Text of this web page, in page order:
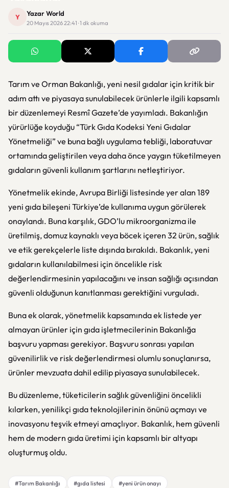
Y Yazar World
20 Mayıs 2026 22:41 · 1 dk okuma
Tarım ve Orman Bakanlığı, yeni nesil gıdalar için kritik bir
adım attı ve piyasaya sunulabilecek ürünlerle ilgili kapsamlı
bir düzenlemeyi Resmî Gazete’de yayımladı. Bakanlığın
yürürlüğe koyduğu “Türk Gıda Kodeksi Yeni Gıdalar
Yönetmeliği” ve buna bağlı uygulama tebliği, laboratuvar
ortamında geliştirilen veya daha önce yaygın tüketilmeyen
gıdaların güvenli kullanım şartlarını netleştiriyor.
Yönetmelik ekinde, Avrupa Birliği listesinde yer alan 189
yeni gıda bileşeni Türkiye’de kullanıma uygun görülerek
onaylandı. Buna karşılık, GDO’lu mikroorganizma ile
üretilmiş, domuz kaynaklı veya böcek içeren 32 ürün, sağlık
ve etik gerekçelerle liste dışında bırakıldı. Bakanlık, yeni
gıdaların kullanılabilmesi için öncelikle risk
değerlendirmesinin yapılacağını ve insan sağlığı açısından
güvenli olduğunun kanıtlanması gerektiğini vurguladı.
Buna ek olarak, yönetmelik kapsamında ek listede yer
almayan ürünler için gıda işletmecilerinin Bakanlığa
başvuru yapması gerekiyor. Başvuru sonrası yapılan
güvenilirlik ve risk değerlendirmesi olumlu sonuçlanırsa,
ürünler mevzuata dahil edilip piyasaya sunulabilecek.
Bu düzenleme, tüketicilerin sağlık güvenliğini öncelikli
kılarken, yenilikçi gıda teknolojilerinin önünü açmayı ve
inovasyonu teşvik etmeyi amaçlıyor. Bakanlık, hem güvenli
hem de modern gıda üretimi için kapsamlı bir altyapı
oluşturmuş oldu.
#Tarım Bakanlığı #gıda listesi
#yeni ürün onayı